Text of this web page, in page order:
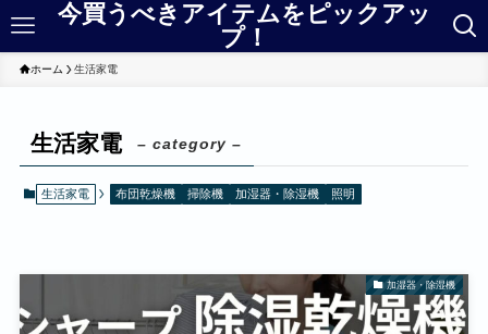
今買うべきアイテムをピックアッ
プ！
ホーム 生活家電
生活家電 – category –
生活家電 布団乾燥機 掃除機 加湿器・除湿機 照明
加湿器・除湿機